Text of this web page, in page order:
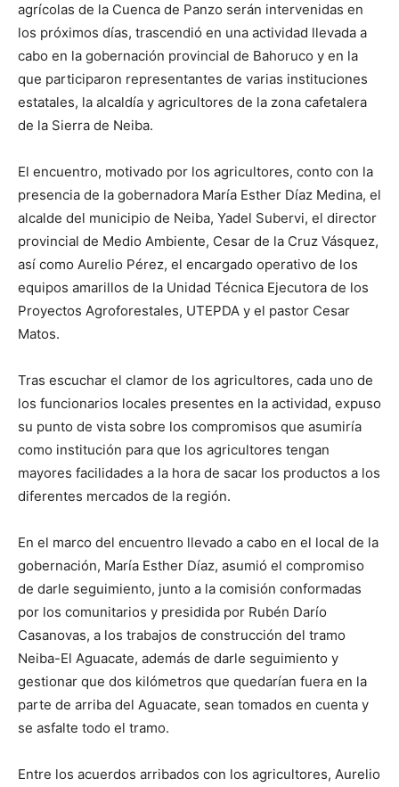
agrícolas de la Cuenca de Panzo serán intervenidas en
los próximos días, trascendió en una actividad llevada a
cabo en la gobernación provincial de Bahoruco y en la
que participaron representantes de varias instituciones
estatales, la alcaldía y agricultores de la zona cafetalera
de la Sierra de Neiba.
El encuentro, motivado por los agricultores, conto con la
presencia de la gobernadora María Esther Díaz Medina, el
alcalde del municipio de Neiba, Yadel Subervi, el director
provincial de Medio Ambiente, Cesar de la Cruz Vásquez,
así como Aurelio Pérez, el encargado operativo de los
equipos amarillos de la Unidad Técnica Ejecutora de los
Proyectos Agroforestales, UTEPDA y el pastor Cesar
Matos.
Tras escuchar el clamor de los agricultores, cada uno de
los funcionarios locales presentes en la actividad, expuso
su punto de vista sobre los compromisos que asumiría
como institución para que los agricultores tengan
mayores facilidades a la hora de sacar los productos a los
diferentes mercados de la región.
En el marco del encuentro llevado a cabo en el local de la
gobernación, María Esther Díaz, asumió el compromiso
de darle seguimiento, junto a la comisión conformadas
por los comunitarios y presidida por Rubén Darío
Casanovas, a los trabajos de construcción del tramo
Neiba-El Aguacate, además de darle seguimiento y
gestionar que dos kilómetros que quedarían fuera en la
parte de arriba del Aguacate, sean tomados en cuenta y
se asfalte todo el tramo.
Entre los acuerdos arribados con los agricultores, Aurelio